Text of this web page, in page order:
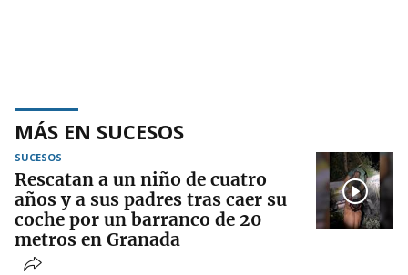
MÁS EN SUCESOS
SUCESOS
Rescatan a un niño de cuatro
años y a sus padres tras caer su
coche por un barranco de 20
metros en Granada